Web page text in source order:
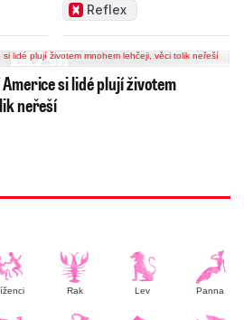
Reflex
si lidé plují životem
neřeší
Rak Lev Panna